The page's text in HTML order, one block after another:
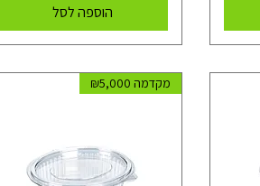
הוספה לסל
מקדמה ₪5,000